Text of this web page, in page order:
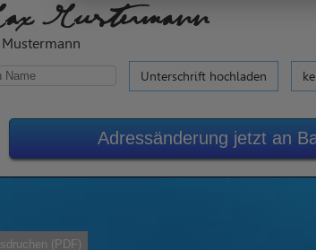
Mustermann
Mustermann
Unterschrift hochladen
Adressänderung jetzt an
(PDF)